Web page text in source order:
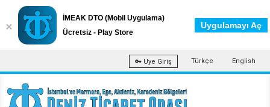
Üye Giriş Türkçe English
İMEAK DTO (Mobil Uygulama)
Ücretsiz - Play Store
Uygulamayı Aç